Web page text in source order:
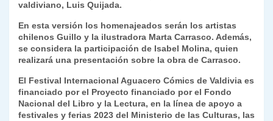
valdiviano, Luis Quijada.
En esta versión los homenajeados serán los artistas
chilenos Guillo y la ilustradora Marta Carrasco. Además,
se considera la participación de Isabel Molina, quien
realizará una presentación sobre la obra de Carrasco.
El Festival Internacional Aguacero Cómics de Valdivia es
financiado por el Proyecto financiado por el Fondo
Nacional del Libro y la Lectura, en la línea de apoyo a
festivales y ferias 2023 del Ministerio de las Culturas, las